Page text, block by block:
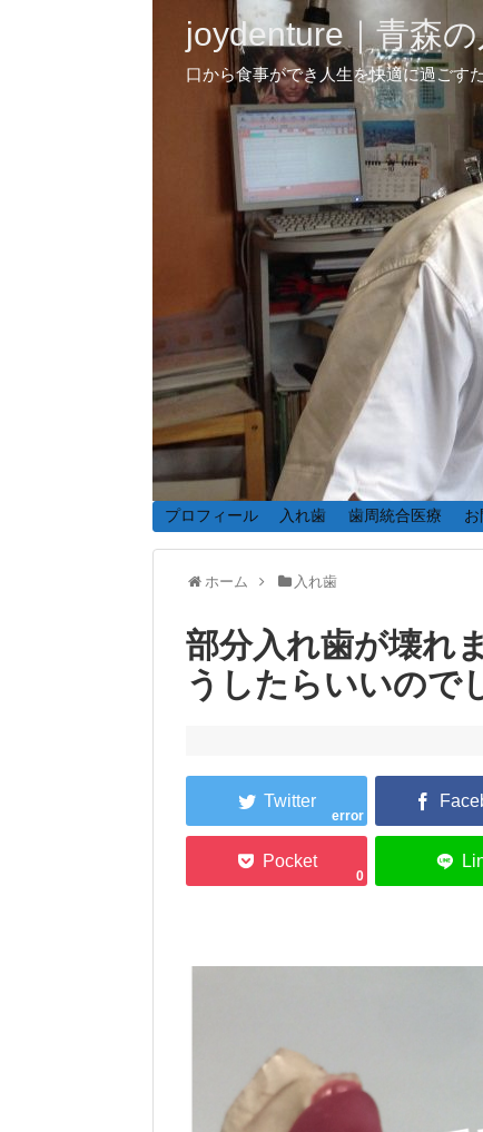
joydenture｜青森
口から食事ができ人生を快適に過ごす
プロフィール 入れ歯 歯周統合医療
ホーム 入れ歯
部分入れ歯が壊れ
うしたらいいので
error
0